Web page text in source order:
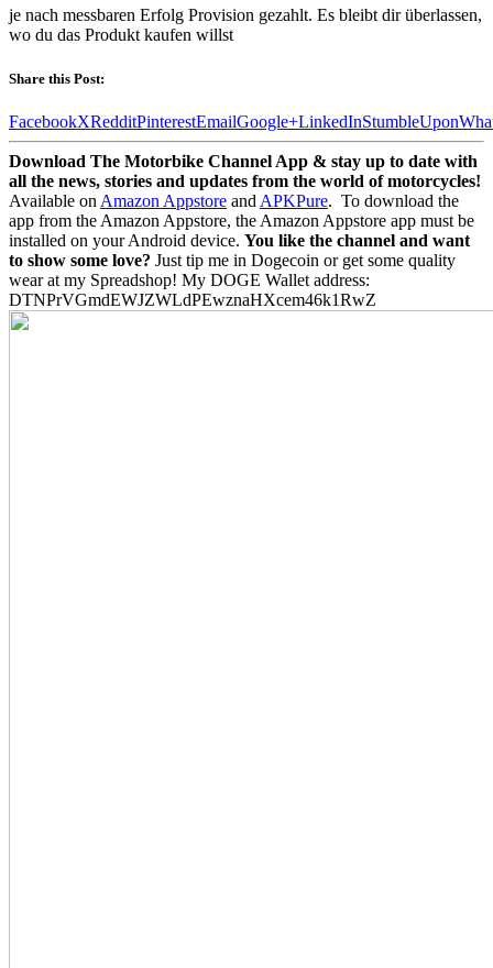
je nach messbaren Erfolg Provision gezahlt. Es bleibt dir überlassen,
wo du das Produkt kaufen willst
Share this Post:
FacebookXRedditPinterestEmailGoogle+LinkedInStumbleUpon
Download The Motorbike Channel App & stay up to date with
all the news, stories and updates from the world of motorcycles!
Available on Amazon Appstore and APKPure. To download the
app from the Amazon Appstore, the Amazon Appstore app must be
installed on your Android device. You like the channel and want
to show some love? Just tip me in Dogecoin or get some quality
wear at my Spreadshop! My DOGE Wallet address:
DTNPrVGmdEWJZWLdPEwznaHXcem46k1RwZ